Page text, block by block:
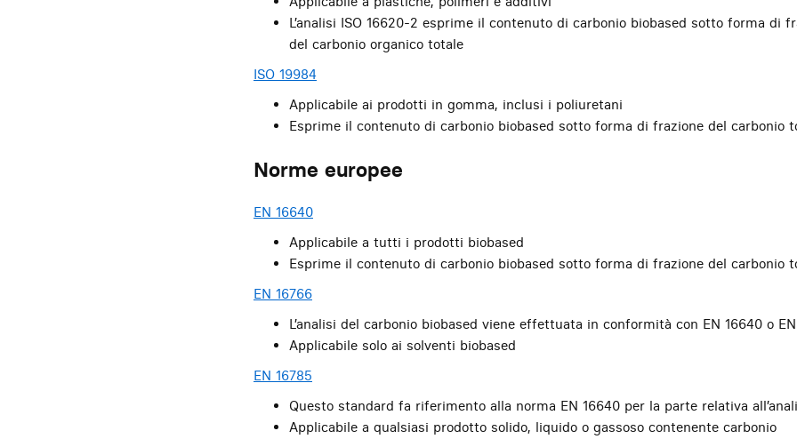
L’analisi ISO 16620-2 esprime il contenuto di carbonio biobased sotto forma di
del carbonio organico totale
ISO 19984
Applicabile ai prodotti in gomma, inclusi i poliuretani
Esprime il contenuto di carbonio biobased sotto forma di frazione del carbonio
Norme europee
EN 16640
Applicabile a tutti i prodotti biobased
Esprime il contenuto di carbonio biobased sotto forma di frazione del carbonio
EN 16766
L’analisi del carbonio biobased viene effettuata in conformità con EN 16640 o EN
Applicabile solo ai solventi biobased
EN 16785
Questo standard fa riferimento alla norma EN 16640 per la parte relativa
Applicabile a qualsiasi prodotto solido, liquido o gassoso contenente carbonio